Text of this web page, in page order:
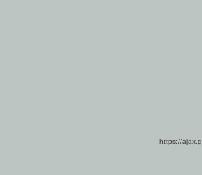
https://